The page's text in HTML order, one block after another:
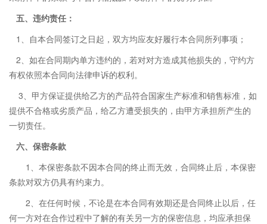
五、违约责任：
1、自本合同签订之日起，双方均应友好履行本合同所列事项；
2、如在合同期内单方违约的，若对对方造成其他损失的，守约方
有权依照本合同向法律申诉的权利。
3、甲方保证提供给乙方的产品符合国家生产标准和销售标准，如
提供不合格或劣质产品，给乙方遭受损失的，由甲方承担所产生的
一切责任。
六、保密条款
1、本保密条款不因本合同的终止而无效，合同终止后，本保密
条款对双方仍具有约束力。
2、在任何时候，不论是在本合同有效期还是合同终止以后，任
何一方对在合作过程中了解的有关另一方的保密信息，均应承担保